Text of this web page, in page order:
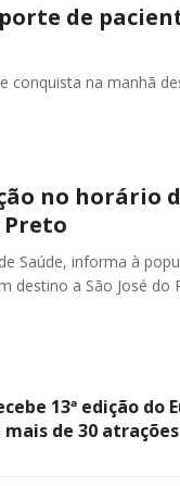
de
conquista na manhã
no horário
Preto
Saúde, informa à
destino a São José do
13ª edição do
de 30